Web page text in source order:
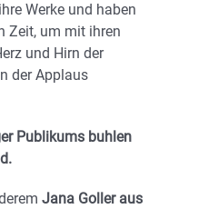
Werke und haben
Zeit, um mit ihren
und Hirn der
der Applaus
Publikums buhlen
Jana Goller aus